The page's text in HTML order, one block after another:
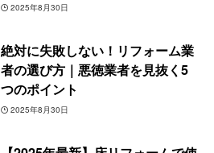
2025年8月30日
絶対に失敗しない！リフォーム業
者の選び方｜悪徳業者を見抜く5
つのポイント
2025年8月30日